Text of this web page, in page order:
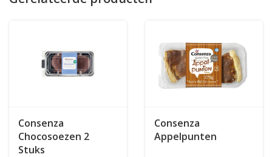
Consenza
Chocosoezen 2
Stuks
Consenza
Appelpunten